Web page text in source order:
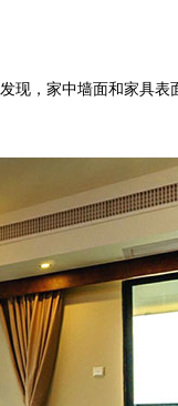
现，家中墙面和家具表